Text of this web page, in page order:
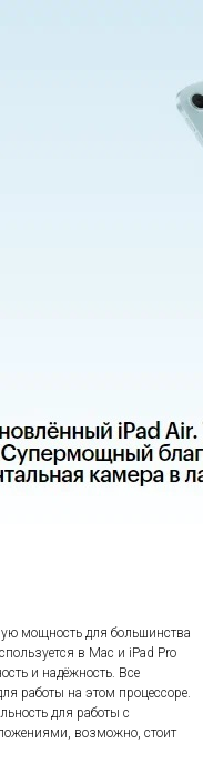
мощность для большинства
в Mac и iPad Pro
и надёжность. Все
работы на этом процессоре.
для работы с
возможно, стоит